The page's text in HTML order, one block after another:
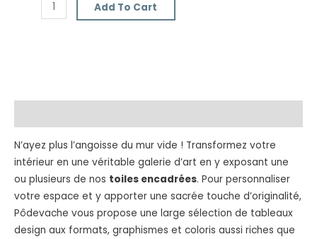
Add To Cart
N’ayez plus l’angoisse du mur vide ! Transformez votre
intérieur en une véritable galerie d’art en y exposant une
ou plusieurs de nos toiles encadrées. Pour personnaliser
votre espace et y apporter une sacrée touche d’originalité,
Pôdevache vous propose une large sélection de tableaux
design aux formats, graphismes et coloris aussi riches que